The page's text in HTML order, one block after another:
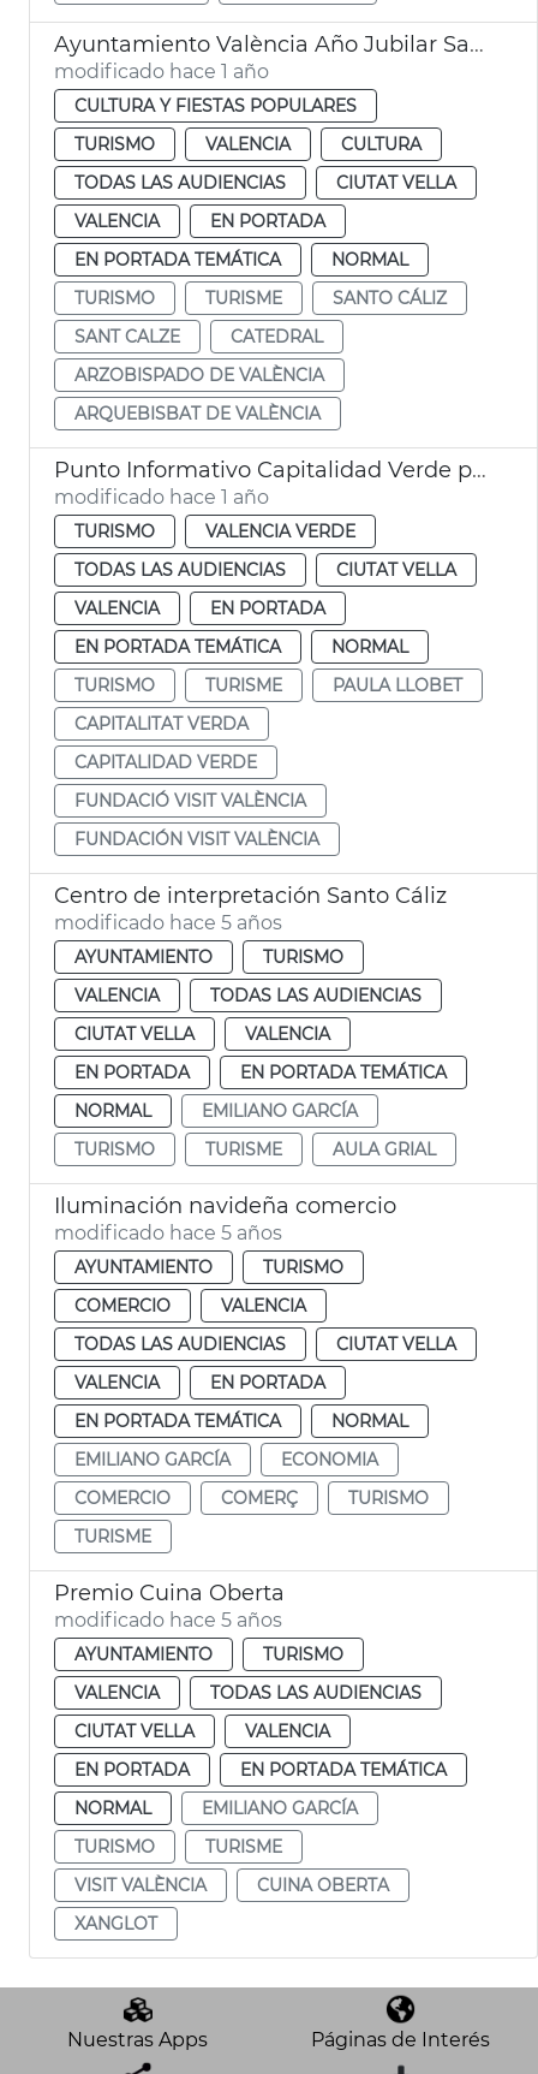
Ayuntamiento València Año Jubilar Santo Cáliz
modificado hace 1 año
CULTURA Y FIESTAS POPULARES
TURISMO
VALENCIA
CULTURA
TODAS LAS AUDIENCIAS
CIUTAT VELLA
VALENCIA
EN PORTADA
EN PORTADA TEMÁTICA
NORMAL
TURISMO
TURISME
SANTO CÁLIZ
SANT CALZE
CATEDRAL
ARZOBISPADO DE VALÈNCIA
ARQUEBISBAT DE VALÈNCIA
Punto Informativo Capitalidad Verde plaza de la Reina
modificado hace 1 año
TURISMO
VALENCIA VERDE
TODAS LAS AUDIENCIAS
CIUTAT VELLA
VALENCIA
EN PORTADA
EN PORTADA TEMÁTICA
NORMAL
TURISMO
TURISME
PAULA LLOBET
CAPITALITAT VERDA
CAPITALIDAD VERDE
FUNDACIÓ VISIT VALÈNCIA
FUNDACIÓN VISIT VALÈNCIA
Centro de interpretación Santo Cáliz
modificado hace 5 años
AYUNTAMIENTO
TURISMO
VALENCIA
TODAS LAS AUDIENCIAS
CIUTAT VELLA
VALENCIA
EN PORTADA
EN PORTADA TEMÁTICA
NORMAL
EMILIANO GARCÍA
TURISMO
TURISME AULA GRIAL
Iluminación navideña comercio
modificado hace 5 años
AYUNTAMIENTO
TURISMO
COMERCIO
VALENCIA
TODAS LAS AUDIENCIAS
CIUTAT VELLA
VALENCIA
EN PORTADA
EN PORTADA TEMÁTICA
NORMAL
EMILIANO GARCÍA
ECONOMIA
COMERCIO
COMERÇ
TURISMO
TURISME
Premio Cuina Oberta
modificado hace 5 años
AYUNTAMIENTO
TURISMO
VALENCIA
TODAS LAS AUDIENCIAS
CIUTAT VELLA
VALENCIA
EN PORTADA
EN PORTADA TEMÁTICA
NORMAL
EMILIANO GARCÍA
TURISMO
TURISME
VISIT VALÈNCIA
CUINA OBERTA
XANGLOT
Nuestras Apps Páginas de Interés